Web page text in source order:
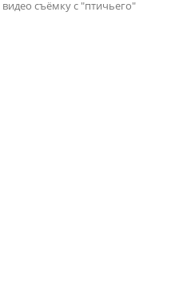
съёмку с "птичьего"